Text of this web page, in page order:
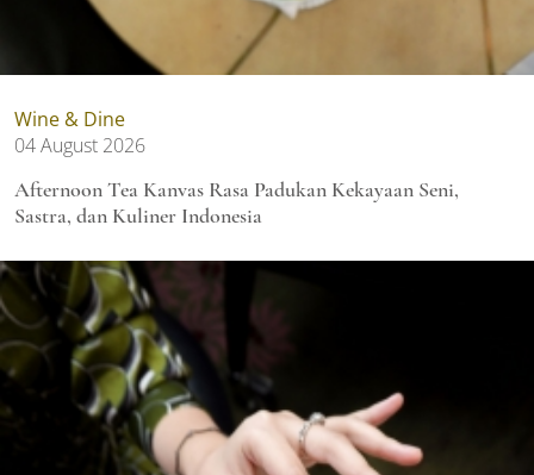
Wine & Dine
04 August 2026
Afternoon Tea Kanvas Rasa Padukan Kekayaan Seni,
Sastra, dan Kuliner Indonesia